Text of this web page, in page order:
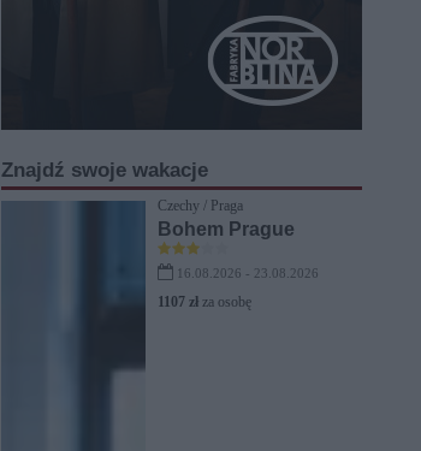
Znajdź swoje wakacje
Czechy / Praga
Bohem Prague
16.08.2026 - 23.08.2026
1107 zł za osobę